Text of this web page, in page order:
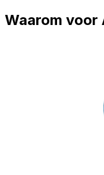
Waarom voor